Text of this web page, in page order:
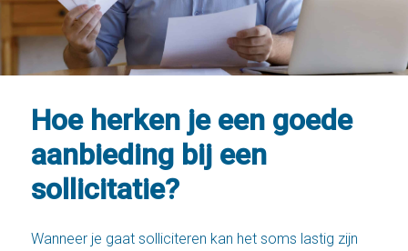
Hoe herken je een goede
aanbieding bij een
sollicitatie?
Wanneer je gaat solliciteren kan het soms lastig zijn